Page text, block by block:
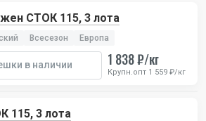
СТОК 115, 3 лота
Всесезон Европа
в наличии 1 838 ₽/кг
Крупн.опт 1 559 ₽/кг
3 лота